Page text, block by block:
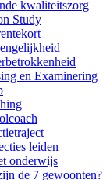
kwaliteitszorg
Study
en Examinering
leiden
onderwijs
de 7 gewoonten?